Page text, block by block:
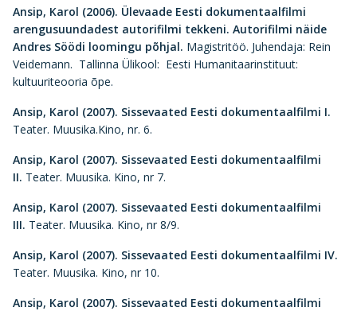
Ansip, Karol (2006). Ülevaade Eesti dokumentaalfilmi
arengusuundadest autorifilmi tekkeni. Autorifilmi näide
Andres Söödi loomingu põhjal. Magistritöö. Juhendaja: Rein
Veidemann. Tallinna Ülikool: Eesti Humanitaarinstituut:
kultuuriteooria õpe.
Ansip, Karol (2007). Sissevaated Eesti dokumentaalfilmi I.
Teater. Muusika.Kino, nr. 6.
Ansip, Karol (2007). Sissevaated Eesti dokumentaalfilmi
II. Teater. Muusika. Kino, nr 7.
Ansip, Karol (2007). Sissevaated Eesti dokumentaalfilmi
III. Teater. Muusika. Kino, nr 8/9.
Ansip, Karol (2007). Sissevaated Eesti dokumentaalfilmi IV.
Teater. Muusika. Kino, nr 10.
Ansip, Karol (2007). Sissevaated Eesti dokumentaalfilmi